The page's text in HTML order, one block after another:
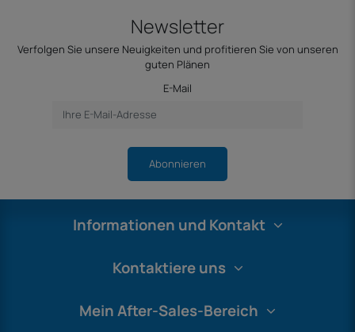
Newsletter
Verfolgen Sie unsere Neuigkeiten und profitieren Sie von unseren
guten Plänen
E-Mail
Abonnieren
Informationen und Kontakt
Kontaktiere uns
Mein After-Sales-Bereich